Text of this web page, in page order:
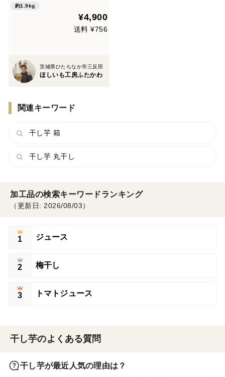
約1.9kg
¥4,900
送料 ¥756
茨城県ひたちなか市三反田
ほしいも工房ふたかわ
関連キーワード
干し芋 箱
干し芋 丸干し
加工品の検索キーワードランキング
（更新日: 2026/08/03）
1 ジュース
2 梅干し
3 トマトジュース
干し芋のよくある質問
干し芋が最近人気の理由は？